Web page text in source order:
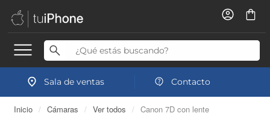
Sala de ventas Contacto
Inicio / Cámaras / Ver todos / Canon 7D con lente